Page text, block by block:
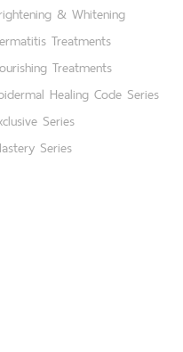
& Whitening
Treatments
Treatments
Healing Code Series
Series
Series